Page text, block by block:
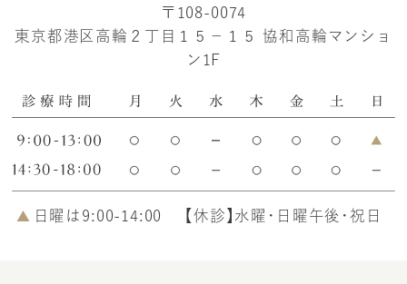
〒108-0074
東京都港区高輪２丁目１５−１５ 協和高輪マンショ
ン1F
日曜は9:00-14:00 【休診】水曜・日曜午後・祝日